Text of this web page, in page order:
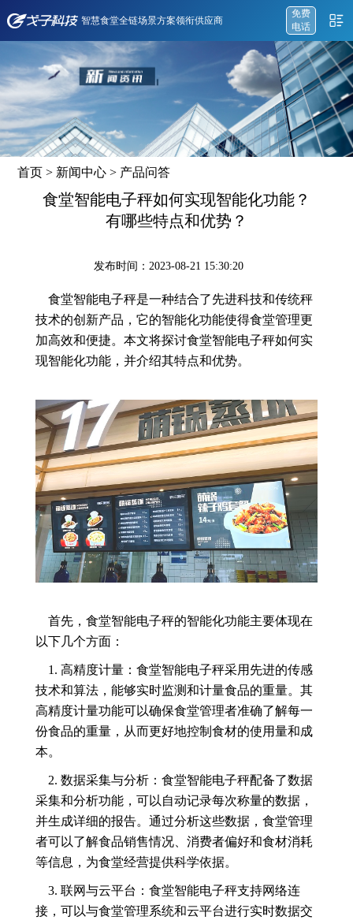
智慧食堂全链场景方案领衔供应商
免费
电话
首页 > 新闻中心 > 产品问答
食堂智能电子秤如何实现智能化功能？
有哪些特点和优势？
发布时间：2023-08-21 15:30:20
食堂智能电子秤是一种结合了先进科技和传统秤
技术的创新产品，它的智能化功能使得食堂管理更
加高效和便捷。本文将探讨食堂智能电子秤如何实
现智能化功能，并介绍其特点和优势。
首先，食堂智能电子秤的智能化功能主要体现在
以下几个方面：
1. 高精度计量：食堂智能电子秤采用先进的传感
技术和算法，能够实时监测和计量食品的重量。其
高精度计量功能可以确保食堂管理者准确了解每一
份食品的重量，从而更好地控制食材的使用量和成
本。
2. 数据采集与分析：食堂智能电子秤配备了数据
采集和分析功能，可以自动记录每次称量的数据，
并生成详细的报告。通过分析这些数据，食堂管理
者可以了解食品销售情况、消费者偏好和食材消耗
等信息，为食堂经营提供科学依据。
3. 联网与云平台：食堂智能电子秤支持网络连
接，可以与食堂管理系统和云平台进行实时数据交